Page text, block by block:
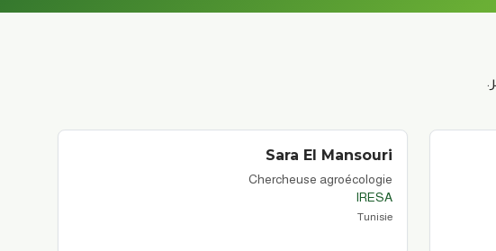
Sara El Mansouri
Chercheuse agroécologie
IRESA
Tunisie